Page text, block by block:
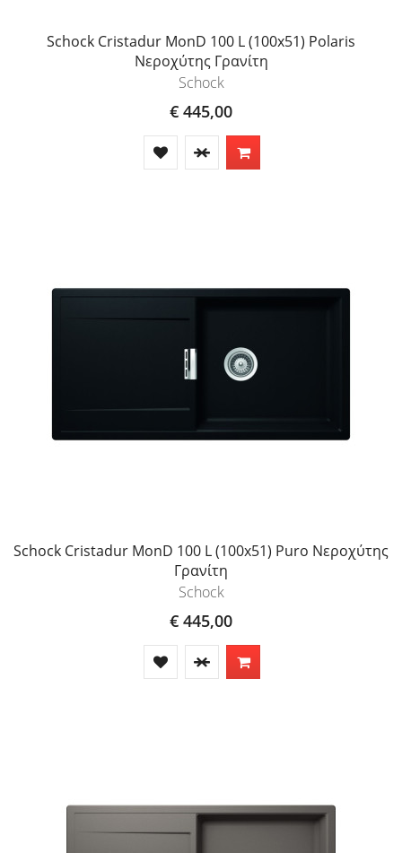
Schock Cristadur MonD 100 L (100x51) Polaris
Νεροχύτης Γρανίτη
Schock
€ 445,00
Schock Cristadur MonD 100 L (100x51) Puro Νεροχύτης
Γρανίτη
Schock
€ 445,00